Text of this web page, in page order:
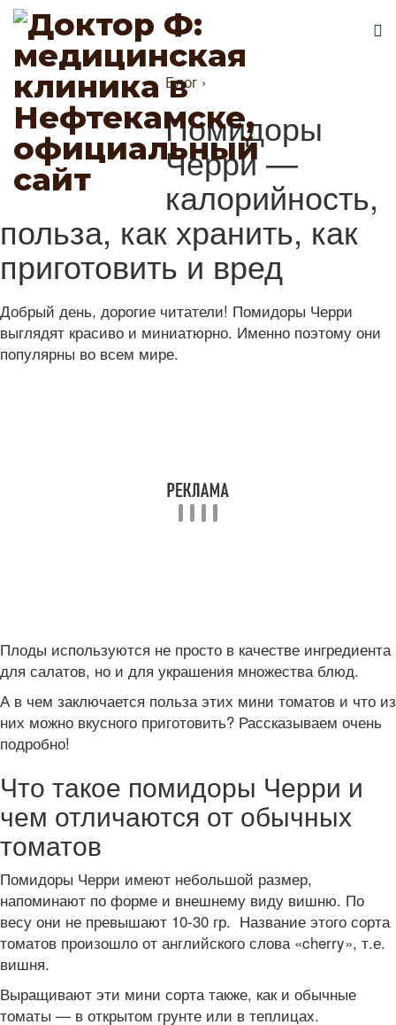
Блог ›
Помидоры
Черри —
калорийность,
польза, как хранить, как
приготовить и вред
Добрый день, дорогие читатели! Помидоры Черри
выглядят красиво и миниатюрно. Именно поэтому они
популярны во всем мире.
Плоды используются не просто в качестве ингредиента
для салатов, но и для украшения множества блюд.
А в чем заключается польза этих мини томатов и что из
них можно вкусного приготовить? Рассказываем очень
подробно!
Что такое помидоры Черри и
чем отличаются от обычных
томатов
Помидоры Черри имеют небольшой размер,
напоминают по форме и внешнему виду вишню. По
весу они не превышают 10-30 гр. Название этого сорта
томатов произошло от английского слова «cherry», т.е.
вишня.
Выращивают эти мини сорта также, как и обычные
томаты — в открытом грунте или в теплицах.